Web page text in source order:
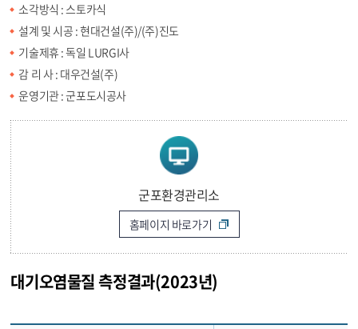
소각방식 : 스토카식
설계 및 시공 : 현대건설(주)/(주)진도
기술제휴 : 독일 LURGI사
감 리 사 : 대우건설(주)
운영기관 : 군포도시공사
군포환경관리소
홈페이지 바로가기
대기오염물질 측정결과(2023년)